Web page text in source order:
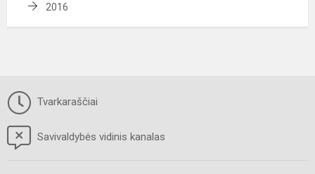
2016
Tvarkaraščiai
Savivaldybės vidinis kanalas